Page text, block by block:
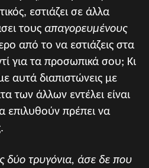
εστιάζει σε άλλα
τους απαγορευμένους
από το να εστιάζεις στα
για τα προσωπικά σου; Κι
αυτά διαπιστώνεις με
των άλλων εντέλει είναι
επιλυθούν πρέπει να
δύο τρυγόνια, άσε δε που